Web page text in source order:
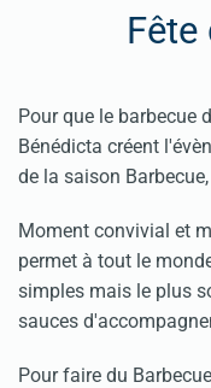
Fête
Pour que le barbecue
Bénédicta créent
de la saison
Moment convivial et
permet à tout le
simples mais le plus
sauces
Pour faire du